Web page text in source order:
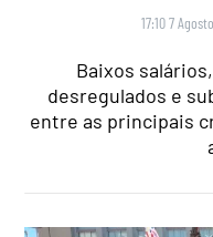
17:10 7
Baixos
desregulados e
entre as principais